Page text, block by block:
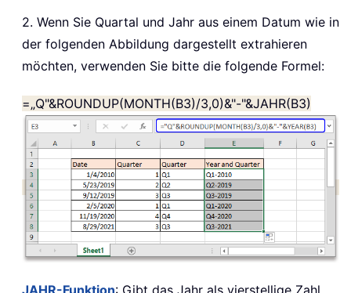
2. Wenn Sie Quartal und Jahr aus einem Datum wie in
der folgenden Abbildung dargestellt extrahieren
möchten, verwenden Sie bitte die folgende Formel:
=„Q"&ROUNDUP(MONTH(B3)/3,0)&"-"&JAHR(B3)
JAHR-Funktion: Gibt das Jahr als vierstellige Zahl